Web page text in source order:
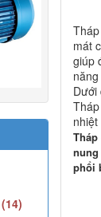
mát
giúp
Dưới
Tháp
phổi
(14)